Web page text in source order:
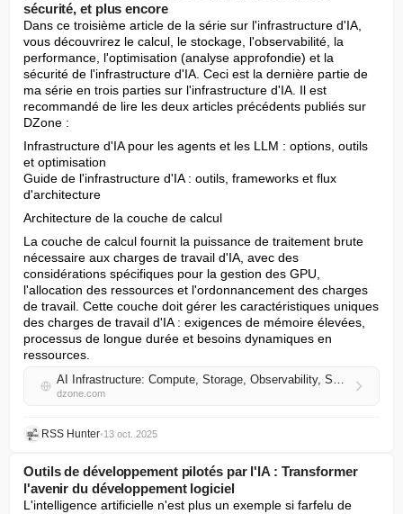
sécurité, et plus encore
Dans ce troisième article de la série sur l'infrastructure d'IA,
vous découvrirez le calcul, le stockage, l'observabilité, la
performance, l'optimisation (analyse approfondie) et la
sécurité de l'infrastructure d'IA. Ceci est la dernière partie de
ma série en trois parties sur l'infrastructure d'IA. Il est
recommandé de lire les deux articles précédents publiés sur
DZone :
Infrastructure d'IA pour les agents et les LLM : options, outils
et optimisation
Guide de l'infrastructure d'IA : outils, frameworks et flux
d'architecture
Architecture de la couche de calcul
La couche de calcul fournit la puissance de traitement brute
nécessaire aux charges de travail d'IA, avec des
considérations spécifiques pour la gestion des GPU,
l'allocation des ressources et l'ordonnancement des charges
de travail. Cette couche doit gérer les caractéristiques uniques
des charges de travail d'IA : exigences de mémoire élevées,
processus de longue durée et besoins dynamiques en
ressources.
AI Infrastructure: Compute, Storage, Observability, Security, and More
dzone.com
RSS Hunter•13 oct. 2025
Outils de développement pilotés par l'IA : Transformer
l'avenir du développement logiciel
L'intelligence artificielle n'est plus un exemple si farfelu de